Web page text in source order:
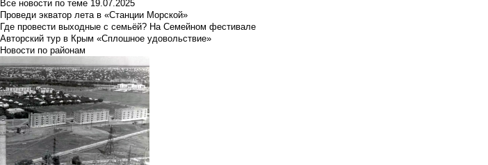
Все новости по теме 19.07.2025
Проведи экватор лета в «Станции Морской»
Где провести выходные с семьёй? На Семейном фестивале
Авторский тур в Крым «Сплошное удовольствие»
Новости по районам